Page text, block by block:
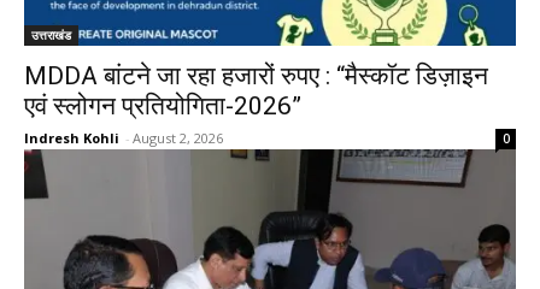
उत्तराखंड
MDDA बांटने जा रहा हजारों रुपए : “मैस्कॉट डिज़ाइन
एवं स्लोगन प्रतियोगिता-2026”
Indresh Kohli - August 2, 2026 0